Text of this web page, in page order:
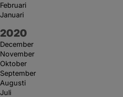
Februari
Januari
År:
2020
December
November
Oktober
September
Augusti
Juli